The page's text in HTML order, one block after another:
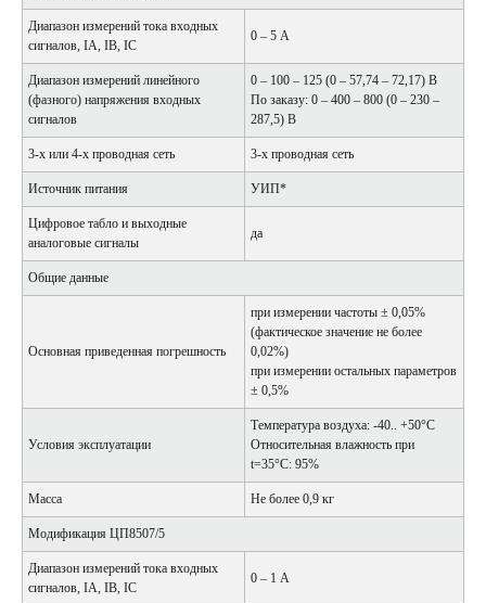
Диапазон измерений тока входных
сигналов, IA, IB, IC
0 – 5 А
Диапазон измерений линейного
(фазного) напряжения входных
сигналов
0 – 100 – 125 (0 – 57,74 – 72,17) В
По заказу: 0 – 400 – 800 (0 – 230 –
287,5) В
3-х или 4-х проводная сеть 3-х проводная сеть
Источник питания УИП*
Цифровое табло и выходные
аналоговые сигналы
да
Общие данные
Основная приведенная погрешность
при измерении частоты ± 0,05%
(фактическое значение не более
0,02%)
при измерении остальных параметров
± 0,5%
Условия эксплуатации
Температура воздуха: -40.. +50°С
Относительная влажность при
t=35°С: 95%
Масса Не более 0,9 кг
Модификация ЦП8507/5
Диапазон измерений тока входных
сигналов, IA, IB, IC
0 – 1 А